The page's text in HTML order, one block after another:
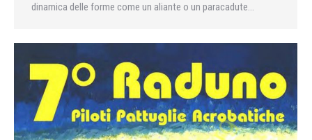
dinamica delle forme come un aliante o un paracadute…